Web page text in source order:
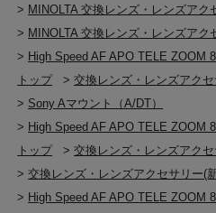
> MINOLTA 交換レンズ・レンズアク
> MINOLTA 交換レンズ・レンズアク
> High Speed AF APO TELE ZOOM
トップ
>交換レンズ・レンズアク
> Sony Aマウント（A/DT）
> High Speed AF APO TELE ZOOM
トップ
>交換レンズ・レンズアク
>交換レンズ・レンズアクセサリー(
> High Speed AF APO TELE ZOOM